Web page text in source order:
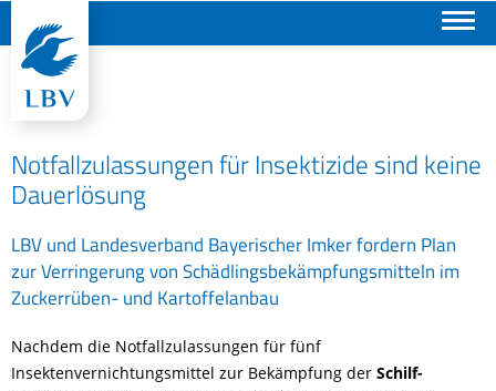
Notfallzulassungen für Insektizide sind keine
Dauerlösung
LBV und Landesverband Bayerischer Imker fordern Plan
zur Verringerung von Schädlingsbekämpfungsmitteln im
Zuckerrüben- und Kartoffelanbau
Nachdem die Notfallzulassungen für fünf
Insektenvernichtungsmittel zur Bekämpfung der Schilf-